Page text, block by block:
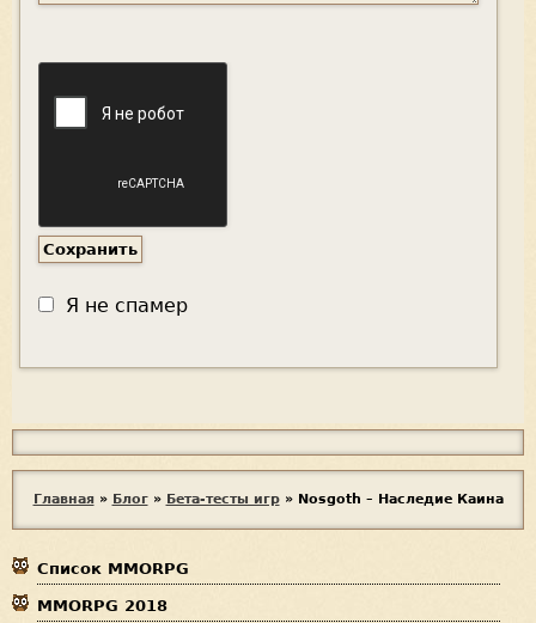
Я не спамер
с
п
а
м
е
р
ы
з
д
Главная » Блог » Бета-тесты игр » Nosgoth – Наследие Каина
Список MMORPG
MMORPG 2018